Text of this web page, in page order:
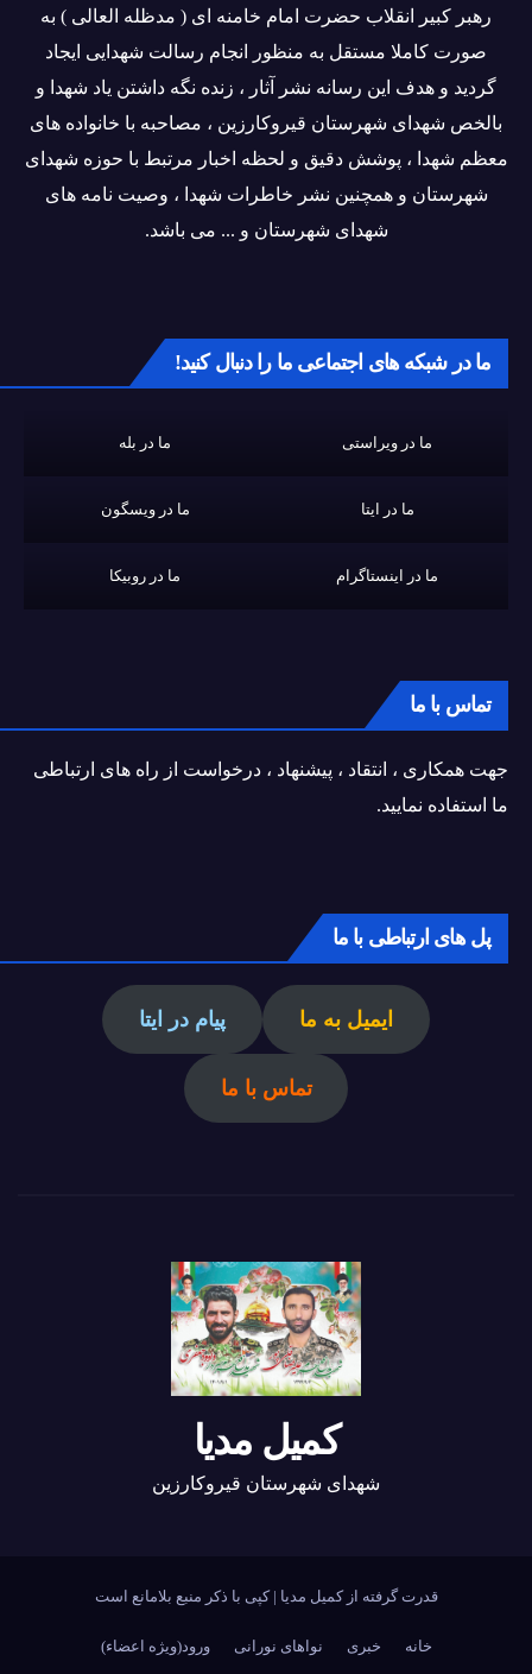
رهبر کبیر انقلاب حضرت امام خامنه ای ( مدظله العالی ) به
صورت کاملا مستقل به منظور انجام رسالت شهدایی ایجاد
گردید و هدف این رسانه نشر آثار ، زنده نگه داشتن یاد شهدا و
بالخص شهدای شهرستان قیروکارزین ، مصاحبه با خانواده های
معظم شهدا ، پوشش دقیق و لحظه اخبار مرتبط با حوزه شهدای
شهرستان و همچنین نشر خاطرات شهدا ، وصیت نامه های
شهدای شهرستان و ... می باشد.
ما در شبکه های اجتماعی ما را دنبال کنید!
ما در ویراستی ما در بله
ما در ایتا ما در ویسگون
ما در اینستاگرام ما در روبیکا
تماس با ما
جهت همکاری ، انتقاد ، پیشنهاد ، درخواست از راه های ارتباطی
ما استفاده نمایید.
پل های ارتباطی با ما
ایمیل به ما پیام در ایتا
تماس با ما
کمیل مدیا
شهدای شهرستان قیروکارزین
قدرت گرفته از کمیل مدیا |کپی با ذکر منبع بلامانع است
خانه خبری نواهای نورانی ورود(ویژه اعضاء)